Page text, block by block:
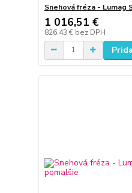
Snehová fréza - Lumag
1 016,51 €
826,43 € bez DPH